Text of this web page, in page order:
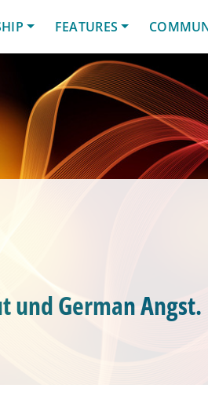
FEATURES
und German Angst.